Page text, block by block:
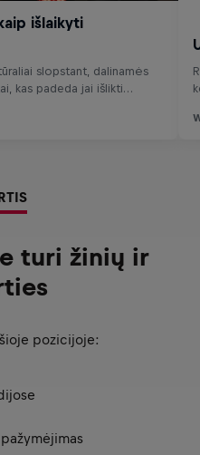
turi žinių ir
pozicijoje: